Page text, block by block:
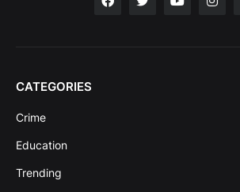
CATEGORIES
Crime
Education
Trending